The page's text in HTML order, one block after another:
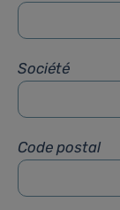
Société
Code postal